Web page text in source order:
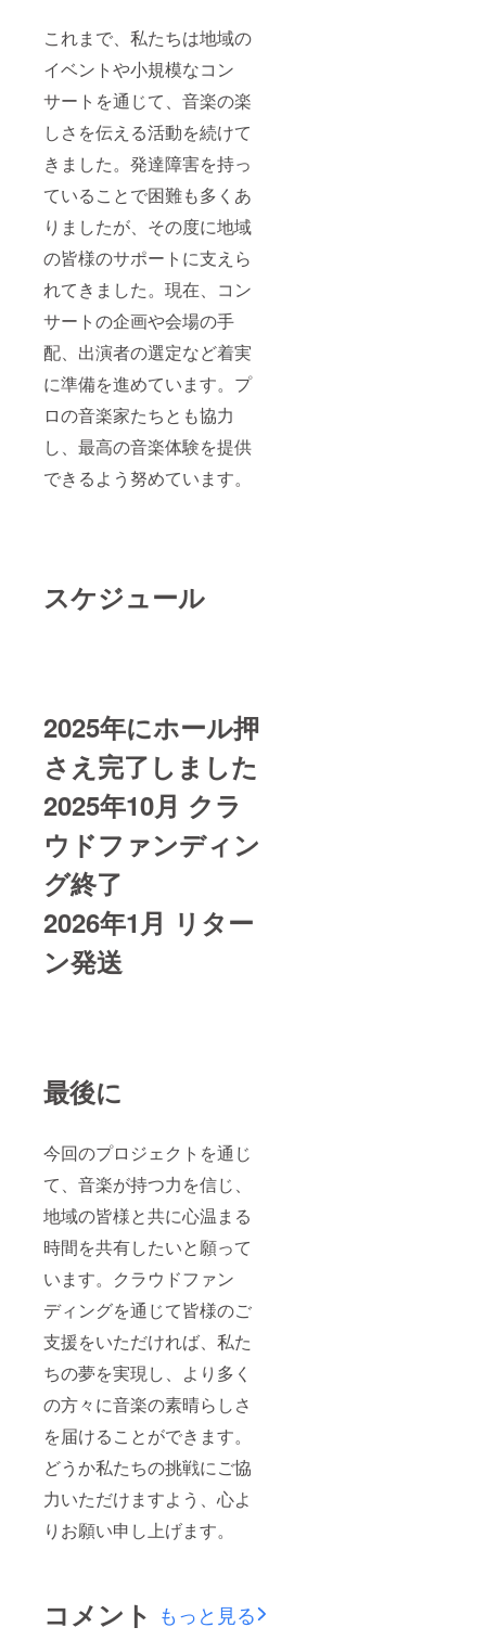
これまで、私たちは地域の
イベントや小規模なコン
サートを通じて、音楽の楽
しさを伝える活動を続けて
きました。発達障害を持っ
ていることで困難も多くあ
りましたが、その度に地域
の皆様のサポートに支えら
れてきました。現在、コン
サートの企画や会場の手
配、出演者の選定など着実
に準備を進めています。プ
ロの音楽家たちとも協力
し、最高の音楽体験を提供
できるよう努めています。
スケジュール
2025年にホール押
さえ完了しました
2025年10月 クラ
ウドファンディン
グ終了
2026年1月 リター
ン発送
最後に
今回のプロジェクトを通じ
て、音楽が持つ力を信じ、
地域の皆様と共に心温まる
時間を共有したいと願って
います。クラウドファン
ディングを通じて皆様のご
支援をいただければ、私た
ちの夢を実現し、より多く
の方々に音楽の素晴らしさ
を届けることができます。
どうか私たちの挑戦にご協
力いただけますよう、心よ
りお願い申し上げます。
コメント もっと見る